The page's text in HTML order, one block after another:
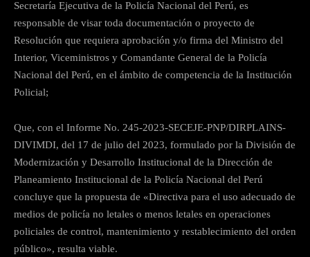
Secretaría Ejecutiva de la Policía Nacional del Perú, es
responsable de visar toda documentación o proyecto de
Resolución que requiera aprobación y/o firma del Ministro del
Interior, Viceministros y Comandante General de la Policía
Nacional del Perú, en el ámbito de competencia de la Institución
Policial;
Que, con el Informe No. 245-2023-SECEJE-PNP/DIRPLAINS-
DIVIMDI, del 17 de julio del 2023, formulado por la División de
Modernización y Desarrollo Institucional de la Dirección de
Planeamiento Institucional de la Policía Nacional del Perú
concluye que la propuesta de «Directiva para el uso adecuado de
medios de policía no letales o menos letales en operaciones
policiales de control, mantenimiento y restablecimiento del orden
público», resulta viable.